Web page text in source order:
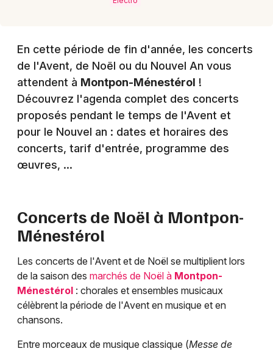
En cette période de fin d'année, les concerts
de l'Avent, de Noël ou du Nouvel An vous
attendent à Montpon-Ménestérol !
Découvrez l'agenda complet des concerts
proposés pendant le temps de l'Avent et
pour le Nouvel an : dates et horaires des
concerts, tarif d'entrée, programme des
œuvres, ...
Concerts de Noël à Montpon-
Ménestérol
Les concerts de l'Avent et de Noël se multiplient lors
de la saison des marchés de Noël à Montpon-
Ménestérol : chorales et ensembles musicaux
célèbrent la période de l'Avent en musique et en
chansons.
Entre morceaux de musique classique (Messe de